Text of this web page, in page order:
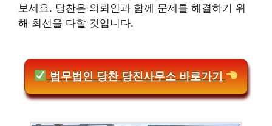
보세요. 당찬은 의뢰인과 함께 문제를 해결하기 위
해 최선을 다할 것입니다.
법무법인 당찬 당진사무소 바로가기